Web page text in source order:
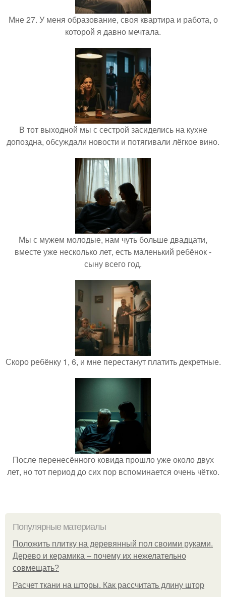
Мне 27. У меня образование, своя квартира и работа, о
которой я давно мечтала.
В тот выходной мы с сестрой засиделись на кухне
допоздна, обсуждали новости и потягивали лёгкое вино.
Мы с мужем молодые, нам чуть больше двадцати,
вместе уже несколько лет, есть маленький ребёнок -
сыну всего год.
Скоро ребёнку 1, 6, и мне перестанут платить декретные.
После перенесённого ковида прошло уже около двух
лет, но тот период до сих пор вспоминается очень чётко.
Популярные материалы
Положить плитку на деревянный пол своими руками.
Дерево и керамика – почему их нежелательно
совмещать?
Расчет ткани на шторы. Как рассчитать длину штор